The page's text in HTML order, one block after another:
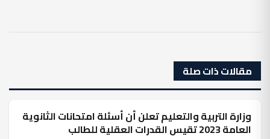
مقالات ذات صلة
عرب وعالم
وزارة التربية والتعليم تعلن أن أسئلة امتحانات الثانوية
العامة 2023 تقيس القدرات العقلية للطالب